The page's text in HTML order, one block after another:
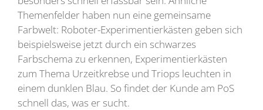
Themenfelder haben nun eine gemeinsame
Farbwelt: Roboter-Experimentierkästen geben sich
beispielsweise jetzt durch ein schwarzes
Farbschema zu erkennen, Experimentierkästen
zum Thema Urzeitkrebse und Triops leuchten in
einem dunklen Blau. So findet der Kunde am PoS
schnell das, was er sucht.